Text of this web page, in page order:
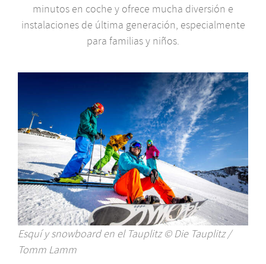
minutos en coche y ofrece mucha diversión e
instalaciones de última generación, especialmente
para familias y niños.
Esquí y snowboard en el Tauplitz © Die Tauplitz /
Tomm Lamm